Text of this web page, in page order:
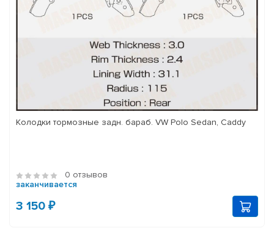
Колодки тормозные задн. бараб. VW Polo Sedan, Caddy
0 отзывов
заканчивается
3 150 ₽